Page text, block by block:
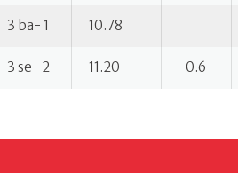
3 ba- 1 10.78
3 se- 2 11.20 -0.6